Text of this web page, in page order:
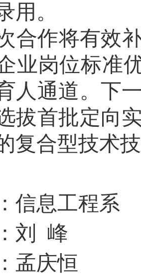
用。
合作将有效
业岗位标准
人通道。下
拔首批定向
复合型技术
信息工程系
刘
峰
孟庆恒